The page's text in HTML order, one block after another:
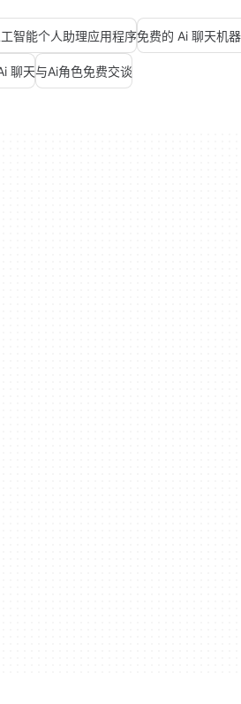
工智能个人助理应用程序免费的 Ai 聊天机
聊天与Ai角色免费交谈